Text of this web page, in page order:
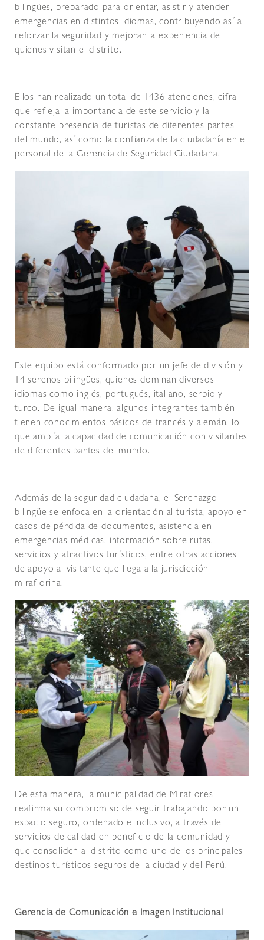
bilingües, preparado para orientar, asistir y atender
emergencias en distintos idiomas, contribuyendo así a
reforzar la seguridad y mejorar la experiencia de
quienes visitan el distrito.
Ellos han realizado un total de 1436 atenciones, cifra
que refleja la importancia de este servicio y la
constante presencia de turistas de diferentes partes
del mundo, así como la confianza de la ciudadanía en el
personal de la Gerencia de Seguridad Ciudadana.
Este equipo está conformado por un jefe de división y
14 serenos bilingües, quienes dominan diversos
idiomas como inglés, portugués, italiano, serbio y
turco. De igual manera, algunos integrantes también
tienen conocimientos básicos de francés y alemán, lo
que amplía la capacidad de comunicación con visitantes
de diferentes partes del mundo.
Además de la seguridad ciudadana, el Serenazgo
bilingüe se enfoca en la orientación al turista, apoyo en
casos de pérdida de documentos, asistencia en
emergencias médicas, información sobre rutas,
servicios y atractivos turísticos, entre otras acciones
de apoyo al visitante que llega a la jurisdicción
miraflorina.
De esta manera, la municipalidad de Miraflores
reafirma su compromiso de seguir trabajando por un
espacio seguro, ordenado e inclusivo, a través de
servicios de calidad en beneficio de la comunidad y
que consoliden al distrito como uno de los principales
destinos turísticos seguros de la ciudad y del Perú.
Gerencia de Comunicación e Imagen Institucional